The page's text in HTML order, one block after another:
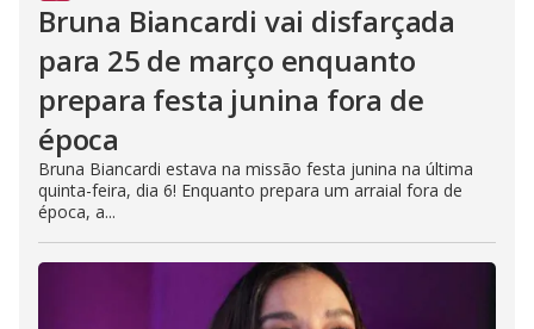
Bruna Biancardi vai disfarçada
para 25 de março enquanto
prepara festa junina fora de
época
Bruna Biancardi estava na missão festa junina na última
quinta-feira, dia 6! Enquanto prepara um arraial fora de
época, a...